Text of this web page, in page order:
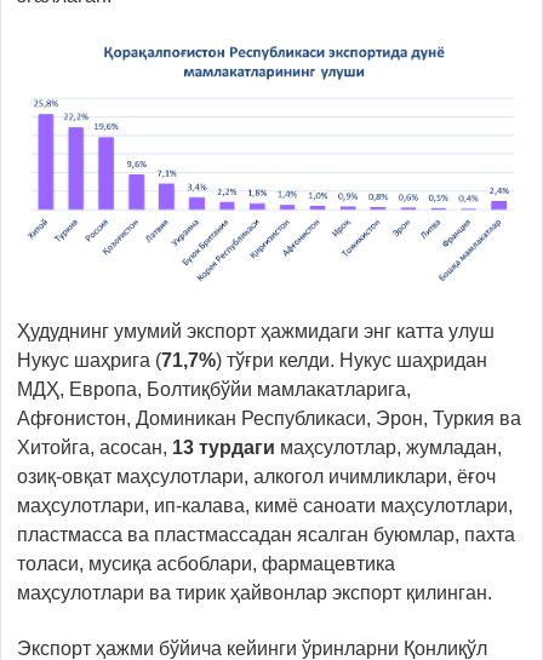
Ҳудуднинг умумий экспорт ҳажмидаги энг катта улуш
Нукус шаҳрига (71,7%) тўғри келди. Нукус шаҳридан
МДҲ, Европа, Болтиқбўйи мамлакатларига,
Афғонистон, Доминикан Республикаси, Эрон, Туркия ва
Хитойга, асосан, 13 турдаги маҳсулотлар, жумладан,
озиқ-овқат маҳсулотлари, алкогол ичимликлари, ёғоч
маҳсулотлари, ип-калава, кимё саноати маҳсулотлари,
пластмасса ва пластмассадан ясалган буюмлар, пахта
толаси, мусиқа асбоблари, фармацевтика
маҳсулотлари ва тирик ҳайвонлар экспорт қилинган.
Экспорт ҳажми бўйича кейинги ўринларни Қонлиқўл